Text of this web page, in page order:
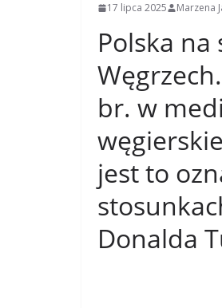
17 lipca 2025 Marzena
Polska na
br. w
jest to
Donalda